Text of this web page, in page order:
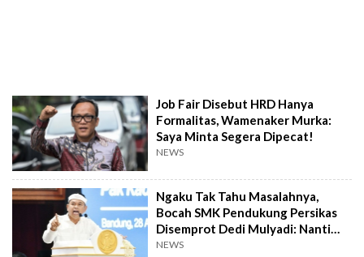
Job Fair Disebut HRD Hanya
Formalitas, Wamenaker Murka:
Saya Minta Segera Dipecat!
NEWS
Ngaku Tak Tahu Masalahnya,
Bocah SMK Pendukung Persikas
Disemprot Dedi Mulyadi: Nanti
Masuk Barak
NEWS